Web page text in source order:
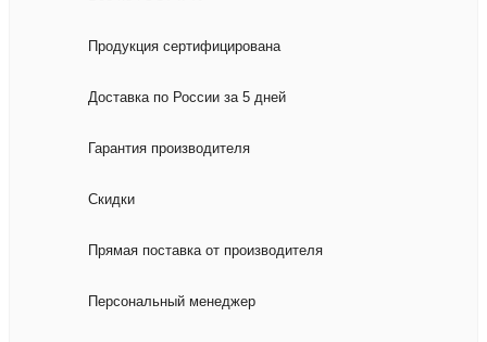
Продукция сертифицирована
Доставка по России за 5 дней
Гарантия производителя
Скидки
Прямая поставка от производителя
Персональный менеджер